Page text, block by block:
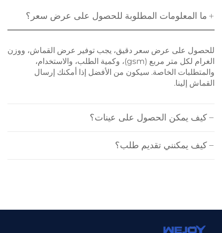
ما المعلومات المطلوبة للحصول على عرض سعر؟
للحصول على عرض سعر دقيق، يجب توفير عرض القماش، ووزن
الغرام لكل متر مربع (gsm)، وكمية الطلب، والاستخدام،
والمتطلبات الخاصة. سيكون من الأفضل إذا أمكنك إرسال
القماش إلينا.
كيف يمكن الحصول على عينات؟
كيف يمكنني تقديم طلب؟